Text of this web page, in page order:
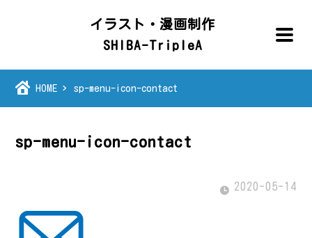
イラスト・漫画制作
SHIBA-TripleA
HOME sp-menu-icon-contact
sp-menu-icon-contact
2020-05-14